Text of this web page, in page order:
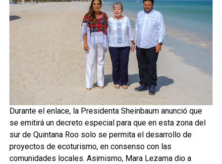
Durante el enlace, la Presidenta Sheinbaum anunció que
se emitirá un decreto especial para que en esta zona del
sur de Quintana Roo solo se permita el desarrollo de
proyectos de ecoturismo, en consenso con las
comunidades locales. Asimismo, Mara Lezama dio a